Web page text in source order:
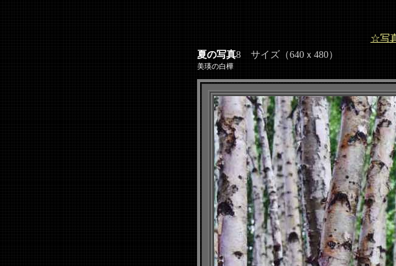
☆写
夏の写真8 サイズ（640ｘ480）
美瑛の白樺